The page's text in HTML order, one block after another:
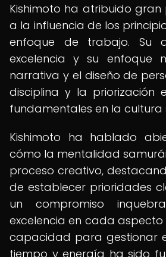
Kishimoto ha atribuido gran
a la influencia de los
enfoque de trabajo. Su
excelencia y su enfoque
narrativa y el diseño de
disciplina y la priorización
fundamentales en la cultura
Kishimoto ha hablado
cómo la mentalidad
proceso creativo,
de establecer prioridades
un compromiso
excelencia en cada aspecto
capacidad para gestionar
tiempo y energía ha sido